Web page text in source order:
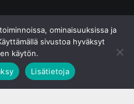
ominaisuuksissa ja
sivustoa hyväksyt
käytön.
Lisätietoja